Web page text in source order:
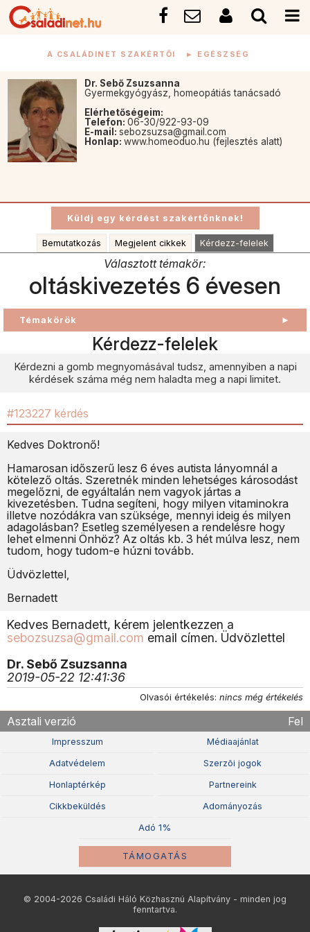
A CSALÁDINET SZAKÉRTŐI ► EGÉSZSÉG
Dr. Sebő Zsuzsanna
Gyermekgyógyász, homeopátiás tanácsadó
Elérhetőségeim:
Telefon: 06-30/922-93-09
E-mail: sebozsuzsa@gmail.com
Honlap: www.homeoduo.hu (fejlesztés alatt)
Bemutatkozás Megjelent cikkek Kérdezz-felelek
Választott témakör:
oltáskivezetés 6 évesen
Témakörök ►
Kérdezz-felelek
Kérdezni a gomb megnyomásával tudsz, amennyiben a napi
kérdések száma még nem haladta meg a napi limitet.
#123227 kérdés
Kedves Doktronő!
Hamarosan időszerű lesz 6 éves autista lányomnál a
kötelező oltás. Szeretnék minden lehetséges károsodást
megelőzni, de egyáltalán nem vagyok jártas a
kivezetésben. Tudna segíteni, hogy milyen vitaminokra
illetve nozódákra van szüksége, mennyi ideig és milyen
adagolásban? Esetleg személyesen a rendelésre hogy
lehet elmenni Önhöz? Az oltás kb. 3 hét múlva lesz, nem
tudom, hogy tudom-e húzni tovább.
Üdvözlettel,
Bernadett
Kedves Bernadett, kérem jelentkezzen a
sebozsuzsa@gmail.com email címen. Üdvözlettel
Dr. Sebő Zsuzsanna
2019-05-22 12:41:36
Olvasói értékelés: nincs még értékelés
Asztali verzió Fel
Impresszum Médiaajánlat
Adatvédelem Szerzõi jogok
Honlaptérkép Partnereink
Cikkbeküldés Adományozás
Adó 1%
TÁMOGATÁS
© 2004-2026 Családi Háló Közhasznú Alapítvány - minden jog
fenntartva.